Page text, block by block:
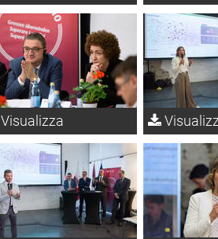
Visualizza